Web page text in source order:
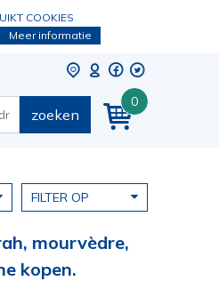
COOKIES
Meer informatie
0
zoeken
FILTER OP
mourvèdre,
kopen.